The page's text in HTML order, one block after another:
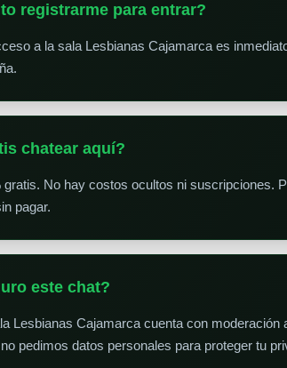
registrarme para entrar?
a la sala Lesbianas Cajamarca es
chatear aquí?
gratis. No hay costos ocultos ni suscripciones.
pagar.
este chat?
Lesbianas Cajamarca cuenta con
pedimos datos personales para proteger tu